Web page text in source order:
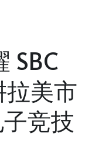
SBC
美市
竞技